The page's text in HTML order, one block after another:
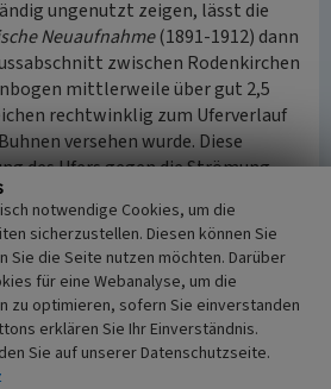
ungenutzt zeigen, lässt die
Neuaufnahme(1891-1912) dann
zwischen Rodenkirchen
mittlerweile über gut 2,5
rechtwinklig zum Uferverlauf
versehen wurde. Diese
des Ufers gegen die Strömung
Badenden des Strandbads.
ist dann ohne eigene
Schuppen („Schp.“) in den
derTK 1936-1945auszumachen.
mit „Badeanst.“ verzeichnet,
in den 1950ern (vgl.
notwendige Cookies, um die
sicherzustellen. Diesen können Sie
Sie die Seite nutzen möchten. Darüber
für eine Webanalyse, um die
zu optimieren, sofern Sie einverstanden
erklären Sie Ihr Einverständnis.
Sie auf unserer Datenschutzseite.